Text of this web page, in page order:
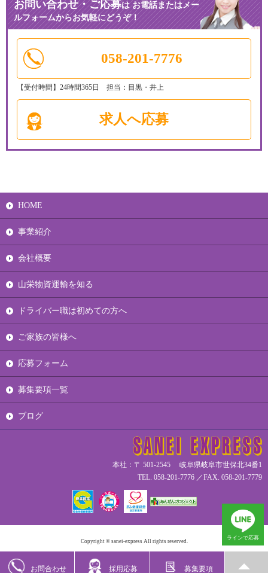
お問い合わせ・ご応募はお電話またはメー
ルフォームからお気軽にどうぞ！
058-201-7776
【受付時間】24時間365日 担当：目黒・井上
求人へ応募
HOME
事業紹介
会社概要
山栄物資運輸を知る
ドライバー職は初めての方へ
ご家族の皆様へ
応募フォーム
募集要項一覧
ブログ
本社：〒 501-2545 岐阜県岐阜市世保北34番1
TEL. 058-201-7776 ／FAX. 058-201-7779
Copyright © sanei-express All rights reserved.
お問合わせ 採用応募 募集要項
ラインで応募